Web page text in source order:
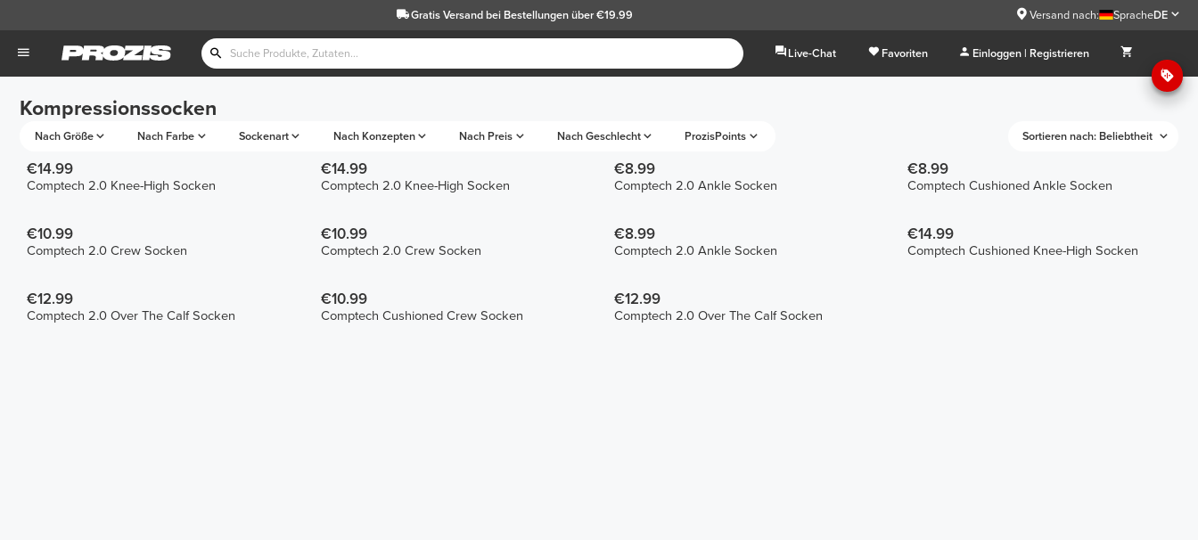
Gratis Versandbei Bestellungen über €19.99 Versand nach: SpracheDE
Live-Chat Favoriten Einloggen | Registrieren
Kompressionssocken
Nach Größe Nach Farbe Sockenart Nach Konzepten Nach Preis Nach Geschlecht ProzisPoints Sortieren nach: Beliebtheit
€14.99
Comptech 2.0 Knee-High Socken
€14.99
Comptech 2.0 Knee-High Socken
€8.99
Comptech 2.0 Ankle Socken
€8.99
Comptech Cushioned Ankle Socken
€10.99
Comptech 2.0 Crew Socken
€10.99
Comptech 2.0 Crew Socken
€8.99
Comptech 2.0 Ankle Socken
€14.99
Comptech Cushioned Knee-High Socken
€12.99
Comptech 2.0 Over The Calf Socken
€10.99
Comptech Cushioned Crew Socken
€12.99
Comptech 2.0 Over The Calf Socken